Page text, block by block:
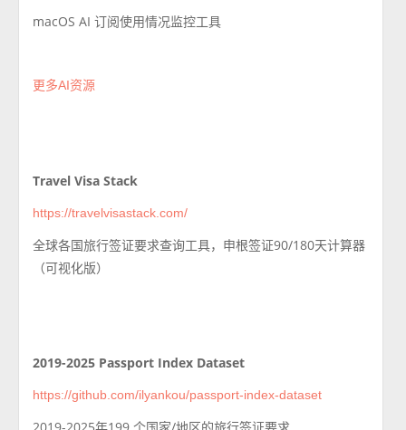
macOSAI 订阅使用情况监控工具
更多AI资源
Travel Visa Stack
https://travelvisastack.com/
全球各国旅行签证要求查询工具， 申根签证90/180天计算器
（可视化版）
2019-2025 Passport Index Dataset
https://github.com/ilyankou/passport-index-dataset